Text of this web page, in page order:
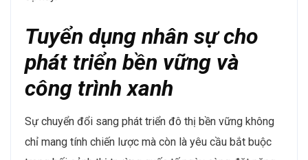
ngành Bất động sản – Xây dựng – Vật liệu xây dựng
cũng đang được nâng cao. Chương trình đào tạo liên
tục, cơ hội thăng tiến rõ ràng, cùng các chính sách hỗ
trợ sức khỏe và tinh thần đã giúp tạo ra môi trường
làm việc hấp dẫn hơn, giúp giữ chân nhân tài trong bối
cảnh cạnh tranh nhân sự ngày càng gay gắt​.